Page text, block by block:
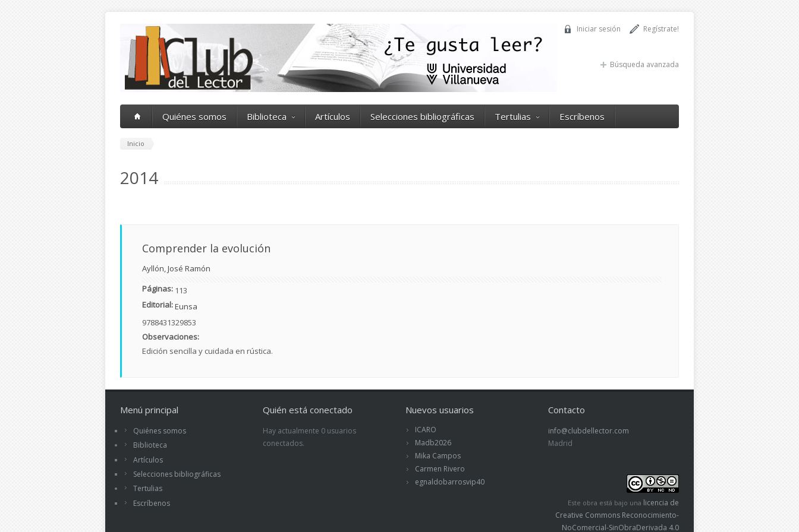
Regístrate!
Iniciar sesión
Búsqueda avanzada
Quiénes somos Biblioteca Artículos Selecciones bibliográficas Tertulias Escríbenos
Inicio
2014
Comprender la evolución
Ayllón, José Ramón
Páginas: 113
Editorial:Eunsa
9788431329853
Observaciones:
Edición sencilla y cuidada en rústica.
Menú principal
Quiénes somos
Biblioteca
Artículos
Selecciones bibliográficas
Tertulias
Escríbenos
Quién está conectado
Hay actualmente 0 usuarios
conectados.
Nuevos usuarios
ICARO
Madb2026
Mika Campos
Carmen Rivero
egnaldobarrosvip40
Contacto
info@clubdellector.com
Madrid
Este obra está bajo una licencia de
Creative Commons Reconocimiento-
NoComercial-SinObraDerivada 4.0